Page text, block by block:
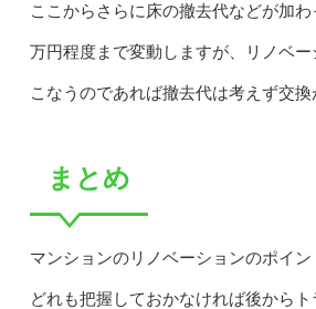
ここからさらに床の撤去代などが加
万円程度まで変動しますが、リノベ
こなうのであれば撤去代は考えず交換
まとめ
マンションのリノベーションのポイン
どれも把握しておかなければ後から